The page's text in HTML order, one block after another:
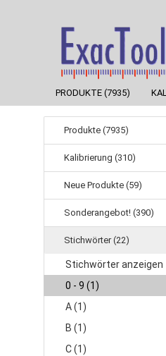
PRODUKTE (7935)
Produkte (7935)
Kalibrierung (310)
Neue Produkte (59)
Sonderangebot! (390)
Stichwörter (22)
Stichwörter anzeigen
0 - 9 (1)
A (1)
B (1)
C (1)